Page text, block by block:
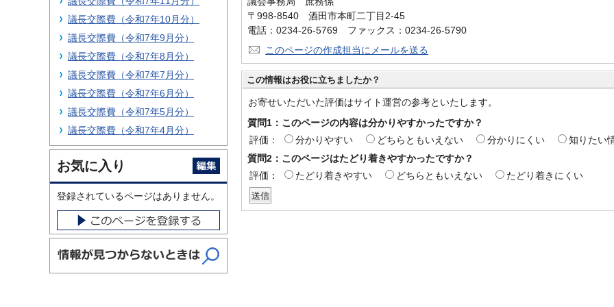
〒998-8540 酒田市本町二丁目2-45
電話：0234-26-5769 ファックス：0234-26-5790
このページの作成担当にメールを送る
この情報はお役に立ちましたか？
お寄せいただいた評価はサイト運営の参考といたします。
質問1：このページの内容は分かりやすかったですか？
評価：
分かりやすい どちらともいえない 分かりにくい
知りたい
質問2：このページはたどり着きやすかったですか？
評価：
たどり着きやすい どちらともいえない たどり着きにくい
議長交際費（令和7年10月分）
議長交際費（令和7年9月分）
議長交際費（令和7年8月分）
議長交際費（令和7年7月分）
議長交際費（令和7年6月分）
議長交際費（令和7年5月分）
議長交際費（令和7年4月分）
お気に入り
登録されているページはありません。